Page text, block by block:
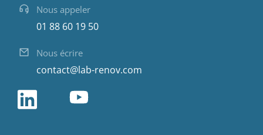
Nous appeler
01 88 60 19 50
Nous écrire
contact@lab-renov.com